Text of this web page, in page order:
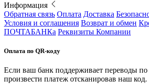
Информация
Обратная связь Оплата Доставка
Условия и соглашения Возврат и обмен
ПОЧТАБАНКа Реквизиты Компании
Оплата по QR-коду
Если ваш банк поддерживает переводы
произвести платеж отсканировав наш код.